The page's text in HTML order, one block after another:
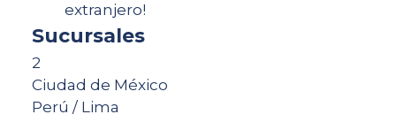
extranjero!
Sucursales
2
Ciudad de México
Perú / Lima